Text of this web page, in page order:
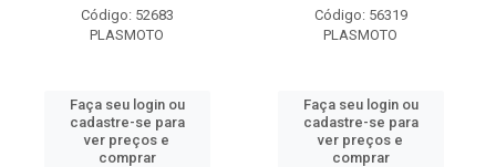
Código: 52683
PLASMOTO
Faça seu login ou
cadastre-se para
ver preços e
comprar
Código: 56319
PLASMOTO
Faça seu login ou
cadastre-se para
ver preços e
comprar